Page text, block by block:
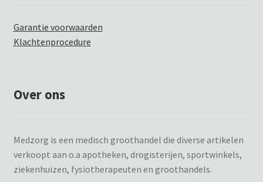
Garantie voorwaarden
Klachtenprocedure
Over ons
Medzorg is een medisch groothandel die diverse artikelen
verkoopt aan o.a apotheken, drogisterijen, sportwinkels,
ziekenhuizen, fysiotherapeuten en groothandels.